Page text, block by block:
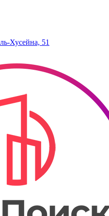
Хусейна, 51